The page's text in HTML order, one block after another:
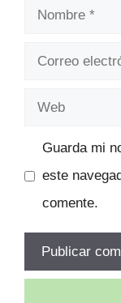
Nombre
Correo
Web
Guarda mi
este
comente.